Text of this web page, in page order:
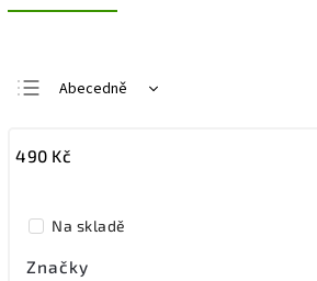
Abecedně
Nejdražší
490 Kč
Na skladě
Značky